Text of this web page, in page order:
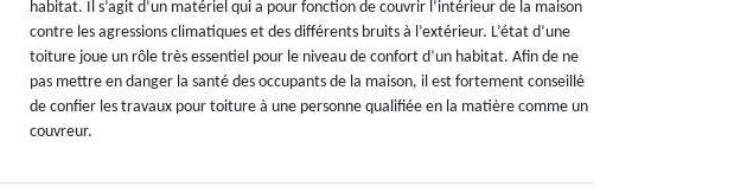
habitat. Il s’agit d’un matériel qui a pour fonction de couvrir l’intérieur de la maison
contre les agressions climatiques et des différents bruits à l’extérieur. L’état d’une
toiture joue un rôle très essentiel pour le niveau de confort d’un habitat. Afin de ne
pas mettre en danger la santé des occupants de la maison, il est fortement conseillé
de confier les travaux pour toiture à une personne qualifiée en la matière comme un
couvreur.